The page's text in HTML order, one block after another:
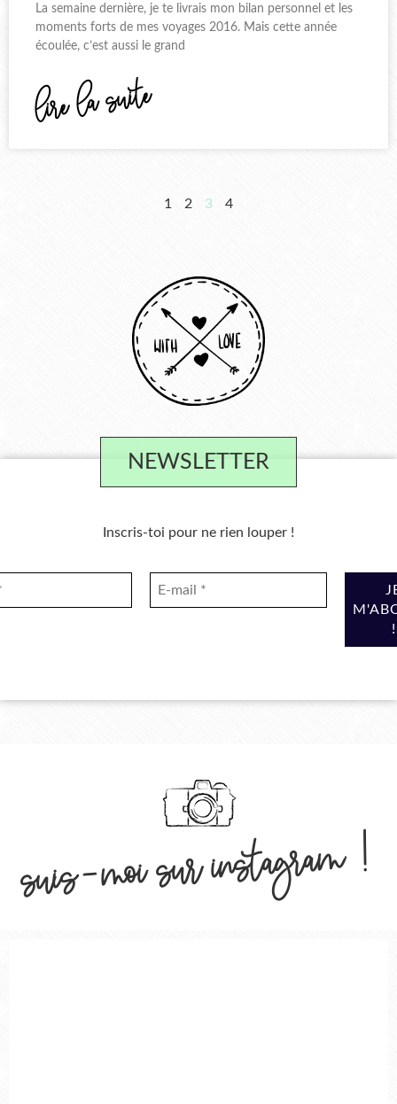
La semaine dernière, je te livrais mon bilan personnel et les
moments forts de mes voyages 2016. Mais cette année
écoulée, c’est aussi le grand
lire la suite
1 2 3 4
NEWSLETTER
Inscris-toi pour ne rien louper !
suis-moi sur instagram !